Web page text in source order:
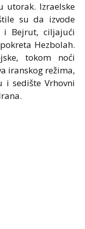
utorak. Izraelske
su da izvode
Bejrut, ciljajući
Hezbolah.
tokom noći
iranskog režima,
i sedište Vrhovni
.